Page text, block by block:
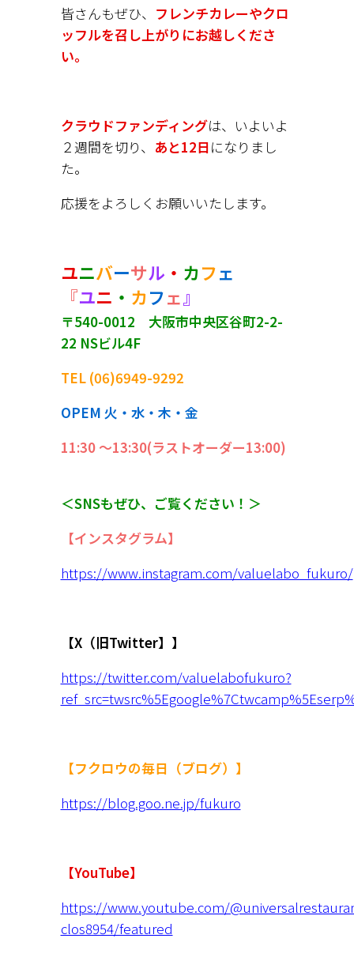
皆さんもぜひ、 フレンチカレーやクロ
ッフルを召し上がりにお越しくださ
い。
クラウドファンディングは、いよいよ
２週間を切り、 あと12日になりまし
た。
応援をよろしくお願いいたします。
ユニバーサル ・ カフェ
『ユニ ・ カフェ』
〒540-0012 大阪市中央区谷町2-2-
22 NSビル4F
TEL (06)6949-9292
OPEM 火・水・木・金
11:30 〜13:30(ラストオーダー13:00)
＜SNSもぜひ、ご覧ください！＞
【インスタグラム】
https://www.instagram.com/valuelabo_fukuro/
【X（旧Twitter】 】
https://twitter.com/valuelabofukuro?
【フクロウの毎日（ブログ）】
https://blog.goo.ne.jp/fukuro
【YouTube】
https://www.youtube.com/
clos8954/featured